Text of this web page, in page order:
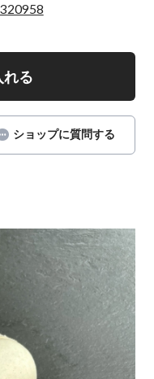
れる
ショップに質問する